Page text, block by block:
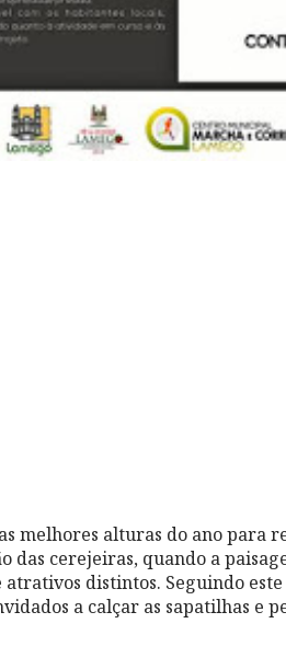
melhores alturas do ano para
das cerejeiras, quando a
atrativos distintos. Seguindo
a calçar as sapatilhas e